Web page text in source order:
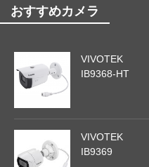
おすすめカメラ
VIVOTEK
IB9368-HT
VIVOTEK
IB9369